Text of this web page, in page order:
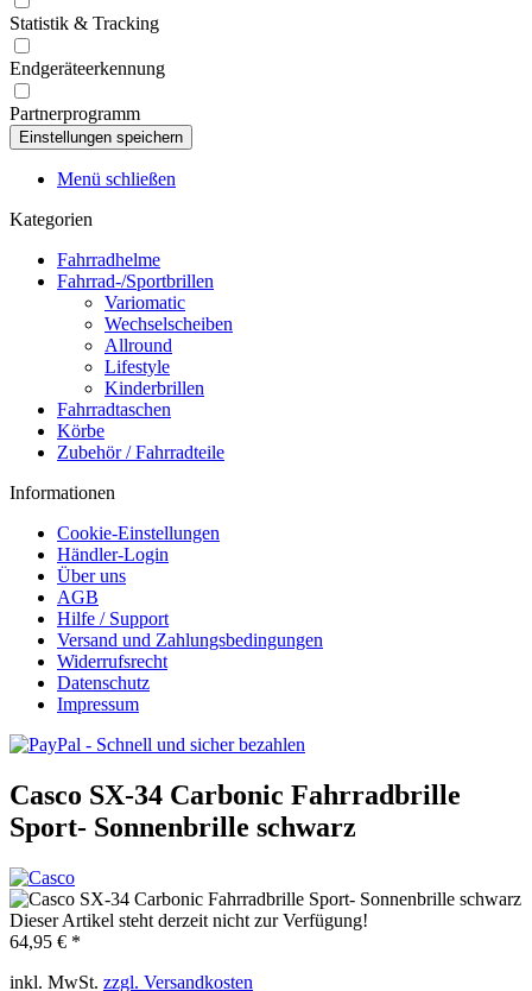
Statistik & Tracking
Endgeräteerkennung
Partnerprogramm
Menü schließen
Kategorien
Fahrradhelme
Fahrrad-/Sportbrillen
Variomatic
Wechselscheiben
Allround
Lifestyle
Kinderbrillen
Fahrradtaschen
Körbe
Zubehör / Fahrradteile
Informationen
Cookie-Einstellungen
Händler-Login
Über uns
AGB
Hilfe / Support
Versand und Zahlungsbedingungen
Widerrufsrecht
Datenschutz
Impressum
Casco SX-34 Carbonic Fahrradbrille
Sport- Sonnenbrille schwarz
Dieser Artikel steht derzeit nicht zur Verfügung!
64,95 € *
inkl. MwSt. zzgl. Versandkosten